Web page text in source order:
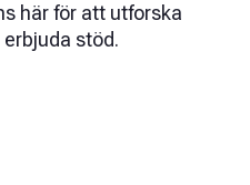
här för att utforska
stöd.